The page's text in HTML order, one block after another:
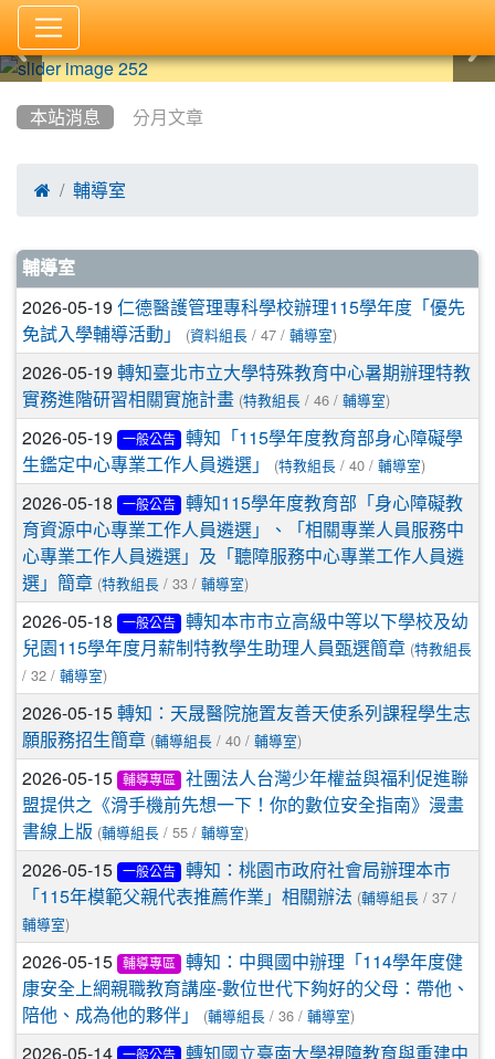
本站消息 分月文章
 輔導室
文章列表
輔導室
2026-05-19 仁德醫護管理專科學校辦理115學年度「優先
免試入學輔導活動」
(資料組長 / 47 / 輔導室)
2026-05-19 轉知臺北市立大學特殊教育中心暑期辦理特教
實務進階研習相關實施計畫 (特教組長 / 46 / 輔導室)
2026-05-19 一般公告
轉知「115學年度教育部身心障礙學
生鑑定中心專業工作人員遴選」
(特教組長 / 40 / 輔導室)
2026-05-18 一般公告
轉知115學年度教育部「身心障礙教
育資源中心專業工作人員遴選」、「相關專業人員服務中
心專業工作人員遴選」及「聽障服務中心專業工作人員遴
選」簡章 (特教組長 / 33 / 輔導室)
2026-05-18 一般公告
轉知本市市立高級中等以下學校及幼
兒園115學年度月薪制特教學生助理人員甄選簡章 (特教組長
/ 32 / 輔導室)
2026-05-15 轉知：天晟醫院施置友善天使系列課程學生志
願服務招生簡章 (輔導組長 / 40 / 輔導室)
2026-05-15 輔導專區
社團法人台灣少年權益與福利促進聯
盟提供之《滑手機前先想一下！你的數位安全指南》漫畫
書線上版 (輔導組長 / 55 / 輔導室)
2026-05-15 一般公告
轉知：桃園市政府社會局辦理本市
「115年模範父親代表推薦作業」相關辦法 (輔導組長 / 37 /
輔導室)
2026-05-15 輔導專區
轉知：中興國中辦理「114學年度健
康安全上網親職教育講座-數位世代下夠好的父母：帶他、
陪他、成為他的夥伴」
(輔導組長 / 36 / 輔導室)
2026-05-14 一般公告
轉知國立臺南大學視障教育與重建中